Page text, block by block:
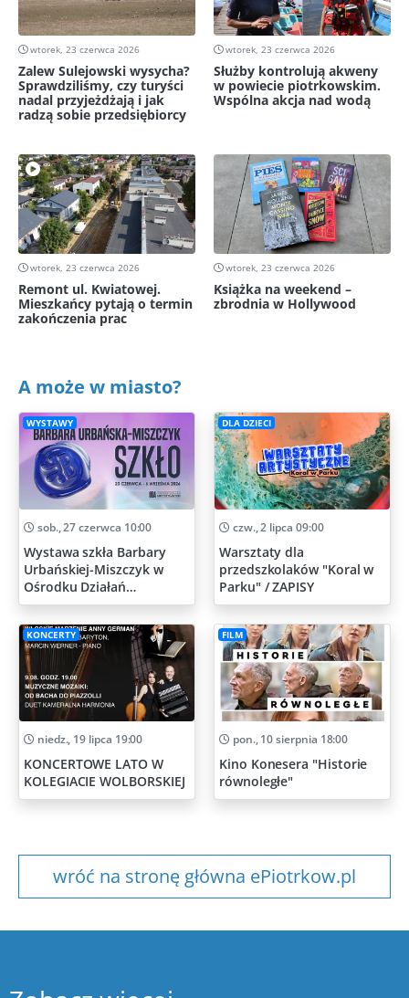
wtorek, 23 czerwca 2026
Zalew Sulejowski wysycha?
Sprawdziliśmy, czy turyści
nadal przyjeżdżają i jak
radzą sobie przedsiębiorcy
wtorek, 23 czerwca 2026
Służby kontrolują akweny
w powiecie piotrkowskim.
Wspólna akcja nad wodą
wtorek, 23 czerwca 2026
Remont ul. Kwiatowej.
Mieszkańcy pytają o termin
zakończenia prac
wtorek, 23 czerwca 2026
Książka na weekend –
zbrodnia w Hollywood
A może w miasto?
WYSTAWY
sob., 27 czerwca 10:00
Wystawa szkła Barbary
Urbańskiej-Miszczyk w
Ośrodku Działań
Artystycznych
DLA DZIECI
czw., 2 lipca 09:00
Warsztaty dla
przedszkolaków "Koral w
Parku" / ZAPISY
KONCERTY
niedz., 19 lipca 19:00
KONCERTOWE LATO W
KOLEGIACIE WOLBORSKIEJ
FILM
pon., 10 sierpnia 18:00
Kino Konesera "Historie
równoległe"
wróć na stronę główna ePiotrkow.pl